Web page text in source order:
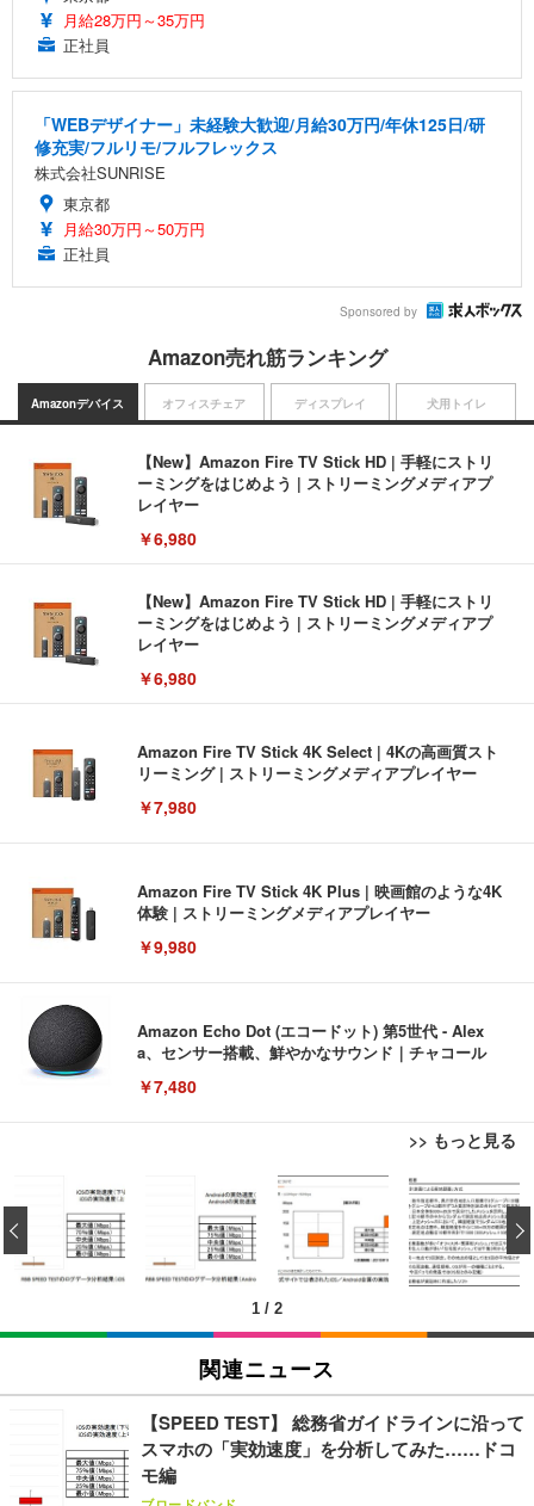
月給28万円～35万円
正社員
「WEBデザイナー」未経験大歓迎/月給30万円/年休125日/研
修充実/フルリモ/フルフレックス
株式会社SUNRISE
東京都
月給30万円～50万円
正社員
Sponsored by
Amazon売れ筋ランキング
Amazonデバイス
【New】Amazon Fire TV Stick HD | 手軽にストリ
ーミングをはじめよう | ストリーミングメディアプ
レイヤー
￥6,980
【New】Amazon Fire TV Stick HD | 手軽にストリ
ーミングをはじめよう | ストリーミングメディアプ
レイヤー
￥6,980
Amazon Fire TV Stick 4K Select | 4Kの高画質スト
リーミング | ストリーミングメディアプレイヤー
￥7,980
Amazon Fire TV Stick 4K Plus | 映画館のような4K
体験 | ストリーミングメディアプレイヤー
￥9,980
Amazon Echo Dot (エコードット) 第5世代 - Alex
a、センサー搭載、鮮やかなサウンド｜チャコール
￥7,480
>> もっと見る
オフィスチェア
[EdoErgo] オフィスチェア 椅子 テレワーク 疲れな
い 跳ね上げ式アームレスト コンパクト 約105度ロッ
キング pc 事務椅子 360度回転 座面昇降 強化ナイロ
ン樹脂ベース 通気性メッシュ 在宅ワーク H-WY01
(黒網+黒枠+黒足)
￥5,699
SIHOO B100 オフィスチェア／デスクチェア メッシ
ュチェア 人間工学 疲れない ブラック
￥27,999
Sezlife オフィスチェア デスクチェア 疲れない テレ
ワーク チェア 強化バックレスト 30度ロッキング機
ディスプレイ
EIZO ビジネス向けプレミアムモニター | FlexScan
EV3240X-WT | 31.5型4K UHD・USB Type-C・ホワ
￥105,595
EIZO ビジネス向けプレミアムモニター | FlexScan
￥109,572
【純正品】27"ゲーミングモニター DualSense 充電
フック付き（CFI-ZDM1J）
犬用トイレ
Amazonベーシック ペットシーツ 薄型 レギュラー 1
回使い捨て 無香料 ホワイト 300枚
￥3,373
Amazonベーシック ペットシーツ 厚型 ワイド 42枚
x2袋(84枚) ホワイト(吸収面:ライトブルー)
￥3,234
ネオ・ルーライフ ネオ・オムツ L 中型犬用 26枚入
り 単品
1 / 2
‹
関連ニュース
【SPEED TEST】 総務省ガイドラインに沿って
スマホの「実効速度」を分析してみた……ドコ
モ編